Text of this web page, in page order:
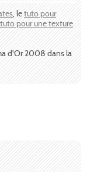
, letuto pour
tuto pour une texture
d'Or 2008 dans la